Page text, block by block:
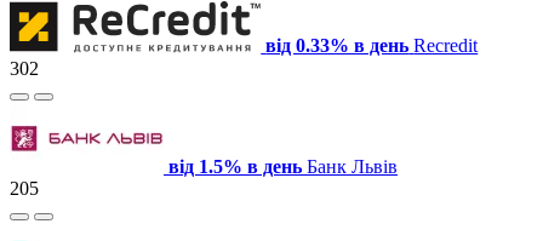
від 0.33% в день Recredit
302
від 1.5% в день Банк Львів
205